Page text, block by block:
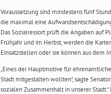
Voraussetzung sind mindestens fünf
die maximal eine
Das Sozialressort prüft die Angaben auf
Frühjahr und im Herbst, werden die
Einsatzstellen oder sie können aus dem
„Eines der Hauptmotive für
Stadt mitgestalten wollten“, sagte
sozialen Zusammenhalt in unserer